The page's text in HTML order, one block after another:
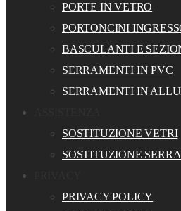
PORTE IN VETRO
PORTONCINI
BASCULANTI E
SERRAMENTI IN PVC
SERRAMENTI IN
SOSTITUZIONE VETRI
SOSTITUZIONE
PRIVACY POLICY